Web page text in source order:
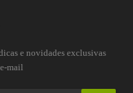
e novidades exclusivas
mail